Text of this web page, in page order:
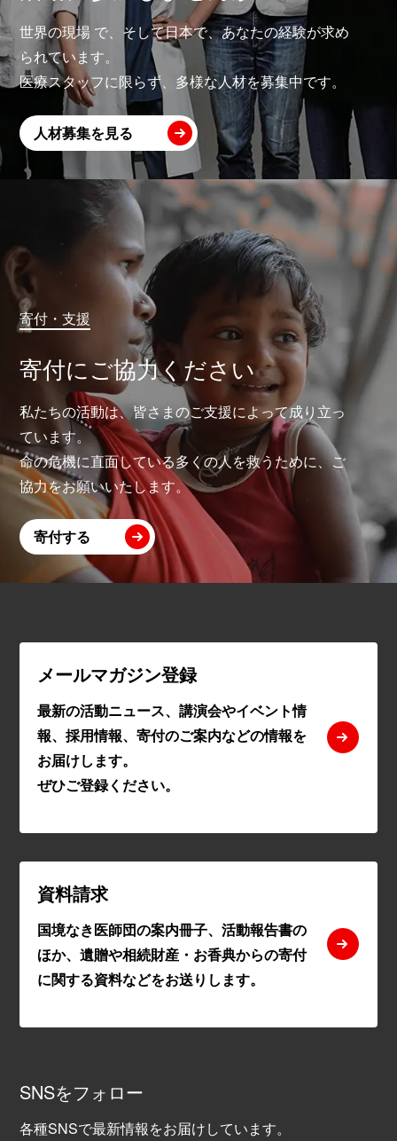
世界の現場 で、そして日本で、あなたの経験が求め
られています。
医療スタッフに限らず、多様な人材を募集中です。
人材募集を見る
寄付・支援
寄付にご協力ください
私たちの活動は、皆さまのご支援によって成り立っ
ています。
命の危機に直面している多くの人を救うために、ご
協力をお願いいたします。
寄付する
メールマガジン登録
最新の活動ニュース、講演会やイベント情
報、採用情報、寄付のご案内などの情報を
お届けします。
ぜひご登録ください。
資料請求
国境なき医師団の案内冊子、活動報告書の
ほか、遺贈や相続財産・お香典からの寄付
に関する資料などをお送りします。
SNSをフォロー
各種SNSで最新情報をお届けしています。